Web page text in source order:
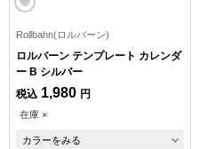
Rollbahn(ロルバーン)
ロルバーン テンプレート カレンダ
ー B シルバー
税込 1,980 円
在庫 ×
カラーをみる